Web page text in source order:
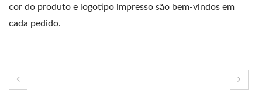
cor do produto e logotipo impresso são bem-vindos em
cada pedido.